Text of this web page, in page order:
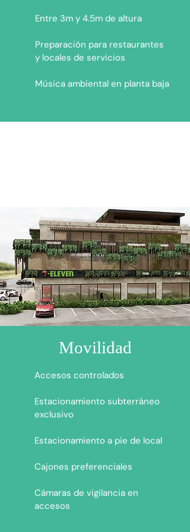
Entre 3m y 4.5m de altura
Preparación para restaurantes
y locales de servicios
Música ambiental en planta baja
Movilidad
Accesos controlados
Estacionamiento subterráneo
exclusivo
Estacionamiento a pie de local
Cajones preferenciales
Cámaras de vigilancia en
accesos